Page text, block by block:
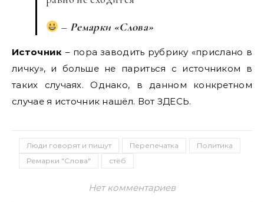
– Ремарки «Слова»
Источник – пора заводить рубрику «прислано в
личку», и больше не париться с источником в
таких случаях. Однако, в данном конкретном
случае я источник нашёл. Вот ЗДЕСЬ.
Люди говорят и пишут Перепечатка
Политика
Ремарки "Слова"
стёб
Нет комментариев